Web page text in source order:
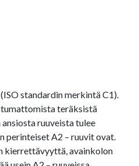
standardin merkintä C1).
teräksistä
ruuveista tulee
perinteiset A2 – ruuvit ovat.
kierrettävyyttä, avainkolon